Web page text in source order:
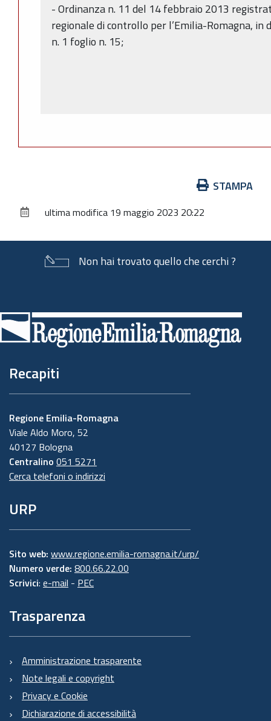
- Ordinanza n. 11 del 14 febbraio 2013
regionale di controllo per l’Emilia-Romagna,
n. 1 foglio n. 15;
documento
STAMPA
ultima modifica 19 maggio 2023 20:22
Non hai trovato quello che cerchi ?
di
pagina
Recapiti
Regione Emilia-Romagna
Viale Aldo Moro, 52
40127 Bologna
Centralino 051 5271
Cerca telefoni o indirizzi
URP
Sito web: www.regione.emilia-romagna.it/urp/
Numero verde: 800.66.22.00
Scrivici: e-mail - PEC
Trasparenza
Amministrazione trasparente
Note legali e copyright
Privacy e Cookie
Dichiarazione di accessibilità